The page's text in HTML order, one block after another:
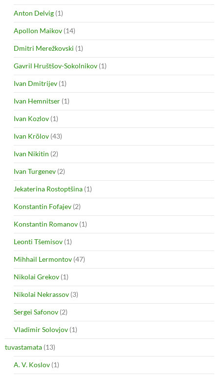
Anton Delvig (1)
Apollon Maikov (14)
Dmitri Merežkovski (1)
Gavril Hruštšov-Sokolnikov (1)
Ivan Dmitrijev (1)
Ivan Hemnitser (1)
Ivan Kozlov (1)
Ivan Krõlov (43)
Ivan Nikitin (2)
Ivan Turgenev (2)
Jekaterina Rostoptšina (1)
Konstantin Fofajev (2)
Konstantin Romanov (1)
Leonti Tšemisov (1)
Mihhail Lermontov (47)
Nikolai Grekov (1)
Nikolai Nekrassov (3)
Sergei Safonov (2)
Vladimir Solovjov (1)
tuvastamata (13)
A. V. Koslov (1)